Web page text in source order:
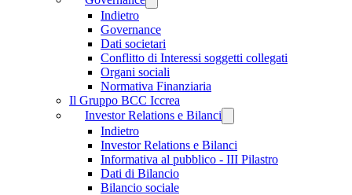
Indietro
Governance
Dati societari
Conflitto di Interessi soggetti collegati
Organi sociali
Normativa Finanziaria
Il Gruppo BCC Iccrea
Investor Relations e Bilanci
Indietro
Investor Relations e Bilanci
Informativa al pubblico - III Pilastro
Dati di Bilancio
Bilancio sociale